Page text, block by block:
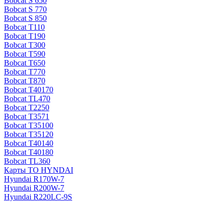
Bobcat S 770
Bobcat S 850
Bobcat T110
Bobcat T190
Bobcat T300
Bobcat T590
Bobcat T650
Bobcat T770
Bobcat T870
Bobcat T40170
Bobcat TL470
Bobcat Т2250
Bobcat Т3571
Bobcat Т35100
Bobcat Т35120
Bobcat Т40140
Bobcat Т40180
Bobcat ТL360
Карты ТО HYNDAI
Hyundai R170W-7
Hyundai R200W-7
Hyundai R220LC-9S